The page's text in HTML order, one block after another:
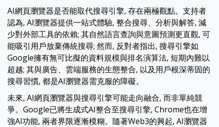
AI網頁瀏覽器是否能取代搜尋引擎, 存在兩極觀點。支持者
認為, AI瀏覽器提供一站式體驗, 整合搜尋、分析與解答, 減
少對外部工具的依賴; 其自然語言查詢與意圖預測更直觀, 可
能吸引用戶放棄傳統搜尋; 然而, 反對者指出, 搜尋引擎如
Google擁有無可比擬的資料規模與排名演算法, 短期內難以
超越; 其與廣告、雲端服務的生態整合, 以及用戶根深蒂固的
搜尋習慣, 都是AI瀏覽器需克服的障礙。
未來, AI網頁瀏覽器與搜尋引擎可能走向融合, 而非單純競
爭。Google已將生成式AI整合至搜尋引擎, Chrome也在增
強AI功能, 兩者界限逐漸模糊。隨著Web3的興起, AI瀏覽器